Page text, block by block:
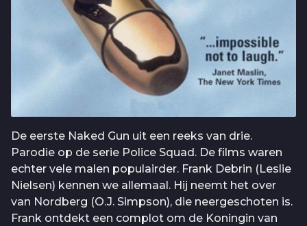
De eerste Naked Gun uit een reeks van drie.
Parodie op de serie Police Squad. De films waren
echter vele malen populairder. Frank Debrin (Leslie
Nielsen) kennen we allemaal. Hij neemt het over
van Nordberg (O.J. Simpson), die neergeschoten is.
Frank ontdekt een complot om de Koningin van